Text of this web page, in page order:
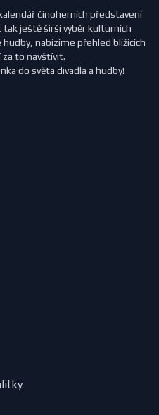
činoherních představení
tak ještě širší výběr kulturních
hudby, nabízíme přehled blížících
to navštívit.
do světa divadla a hudby!